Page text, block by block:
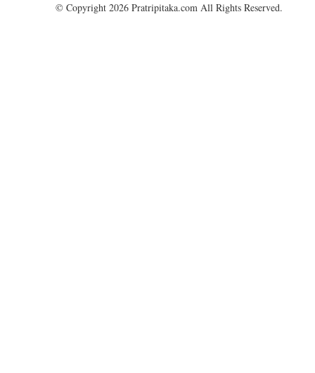
© Copyright 2026 Pratripitaka.com All Rights Reserved.